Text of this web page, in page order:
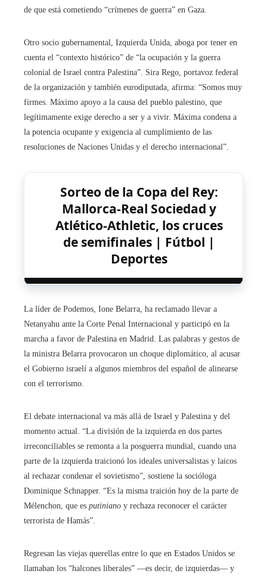
de que está cometiendo “crímenes de guerra” en Gaza.
Otro socio gubernamental, Izquierda Unida, aboga por tener en
cuenta el “contexto histórico” de “la ocupación y la guerra
colonial de Israel contra Palestina”. Sira Rego, portavoz federal
de la organización y también eurodiputada, afirma: “Somos muy
firmes. Máximo apoyo a la causa del pueblo palestino, que
legítimamente exige derecho a ser y a vivir. Máxima condena a
la potencia ocupante y exigencia al cumplimiento de las
resoluciones de Naciones Unidas y el derecho internacional”.
Sorteo de la Copa del Rey:
Mallorca-Real Sociedad y
Atlético-Athletic, los cruces
de semifinales | Fútbol |
Deportes
La líder de Podemos, Ione Belarra, ha reclamado llevar a
Netanyahu ante la Corte Penal Internacional y participó en la
marcha a favor de Palestina en Madrid. Las palabras y gestos de
la ministra Belarra provocaron un choque diplomático, al acusar
el Gobierno israelí a algunos miembros del español de alinearse
con el terrorismo.
El debate internacional va más allá de Israel y Palestina y del
momento actual. “La división de la izquierda en dos partes
irreconciliables se remonta a la posguerra mundial, cuando una
parte de la izquierda traicionó los ideales universalistas y laicos
al rechazar condenar el sovietismo”, sostiene la socióloga
Dominique Schnapper. “Es la misma traición hoy de la parte de
Mélenchon, que es putiniano y rechaza reconocer el carácter
terrorista de Hamás”.
Regresan las viejas querellas entre lo que en Estados Unidos se
llamaban los “halcones liberales” —es decir, de izquierdas— y